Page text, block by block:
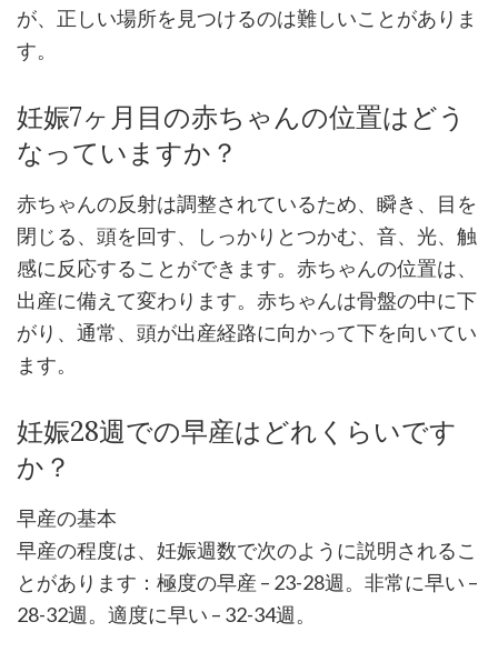
が、正しい場所を見つけるのは難しいことがありま
す。
妊娠7ヶ月目の赤ちゃんの位置はどう
なっていますか？
赤ちゃんの反射は調整されているため、瞬き、目を
閉じる、頭を回す、しっかりとつかむ、音、光、触
感に反応することができます。赤ちゃんの位置は、
出産に備えて変わります。赤ちゃんは骨盤の中に下
がり、通常、頭が出産経路に向かって下を向いてい
ます。
妊娠28週での早産はどれくらいです
か？
早産の基本
早産の程度は、妊娠週数で次のように説明されるこ
とがあります：極度の早産 – 23-28週。非常に早い –
28-32週。適度に早い – 32-34週。